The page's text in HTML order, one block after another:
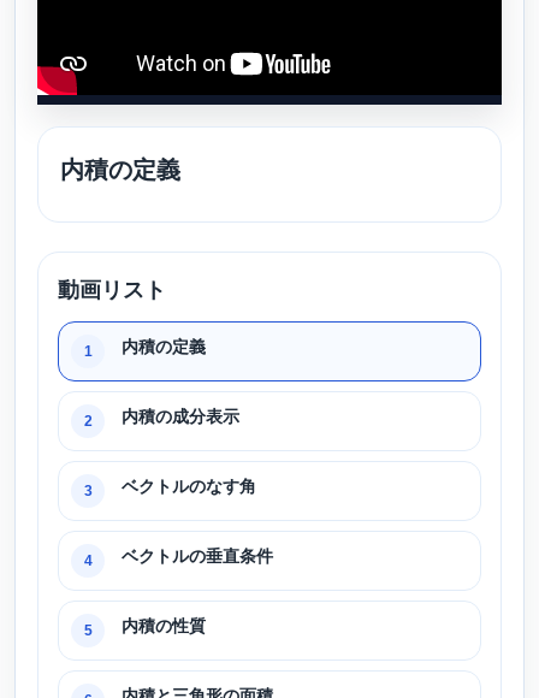
内積の定義
動画リスト
1 内積の定義
2 内積の成分表示
3 ベクトルのなす角
4 ベクトルの垂直条件
5 内積の性質